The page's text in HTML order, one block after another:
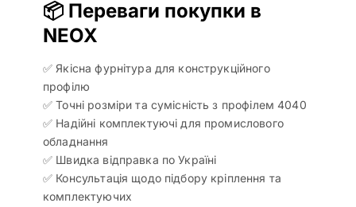
📦 Переваги покупки в
NEOX
✅ Якісна фурнітура для конструкційного
профілю
✅ Точні розміри та сумісність з профілем 4040
✅ Надійні комплектуючі для промислового
обладнання
✅ Швидка відправка по Україні
✅ Консультація щодо підбору кріплення та
комплектуючих